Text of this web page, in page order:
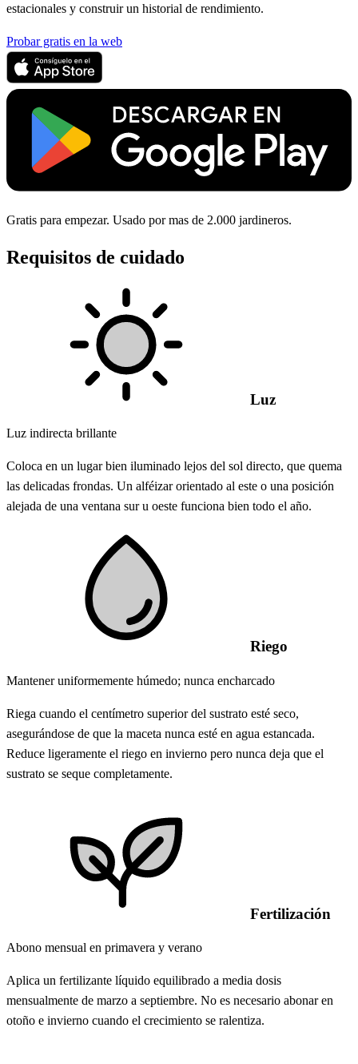
estacionales y construir un historial de rendimiento.
Probar gratis en la web
Gratis para empezar. Usado por mas de 2.000 jardineros.
Requisitos de cuidado
Luz
Luz indirecta brillante
Coloca en un lugar bien iluminado lejos del sol directo, que quema
las delicadas frondas. Un alféizar orientado al este o una posición
alejada de una ventana sur u oeste funciona bien todo el año.
Riego
Mantener uniformemente húmedo; nunca encharcado
Riega cuando el centímetro superior del sustrato esté seco,
asegurándose de que la maceta nunca esté en agua estancada.
Reduce ligeramente el riego en invierno pero nunca deja que el
sustrato se seque completamente.
Fertilización
Abono mensual en primavera y verano
Aplica un fertilizante líquido equilibrado a media dosis
mensualmente de marzo a septiembre. No es necesario abonar en
otoño e invierno cuando el crecimiento se ralentiza.